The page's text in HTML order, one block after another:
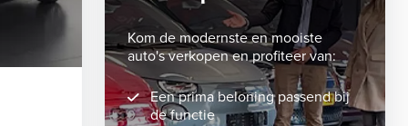
Kom de modernste en mooiste
auto's verkopen en profiteer van:
Een prima beloning passend bij
de functie